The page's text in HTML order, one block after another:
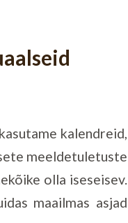
kalendreid,
meeldetuletuste
olla iseseisev.
maailmas asjad